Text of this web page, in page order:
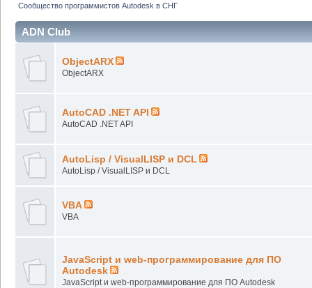
Сообщество программистов Autodesk в СНГ
ADN Club
ObjectARX
ObjectARX
AutoCAD .NET API
AutoCAD .NET API
AutoLisp / VisualLISP и DCL
AutoLisp / VisualLISP и DCL
VBA
VBA
JavaScript и web-программирование для ПО
Autodesk
JavaScript и web-программирование для ПО Autodesk